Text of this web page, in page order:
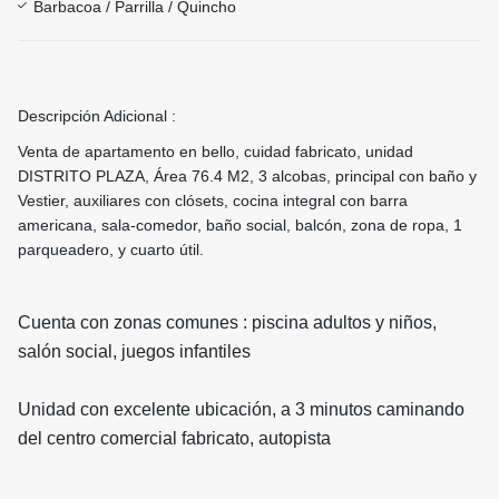
Barbacoa / Parrilla / Quincho
Descripción Adicional :
Venta de apartamento en bello, cuidad fabricato, unidad
DISTRITO PLAZA, Área 76.4 M2, 3 alcobas, principal con baño y
Vestier, auxiliares con clósets, cocina integral con barra
americana, sala-comedor, baño social, balcón, zona de ropa, 1
parqueadero, y cuarto útil.
Cuenta con zonas comunes : piscina adultos y niños,
salón social, juegos infantiles
Unidad con excelente ubicación, a 3 minutos caminando
del centro comercial fabricato, autopista